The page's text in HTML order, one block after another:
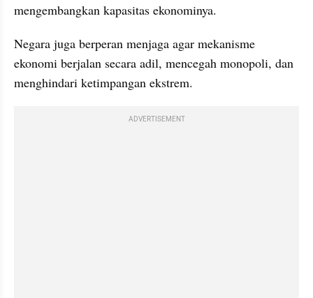
mengembangkan kapasitas ekonominya.
Negara juga berperan menjaga agar mekanisme
ekonomi berjalan secara adil, mencegah monopoli, dan
menghindari ketimpangan ekstrem.
ADVERTISEMENT